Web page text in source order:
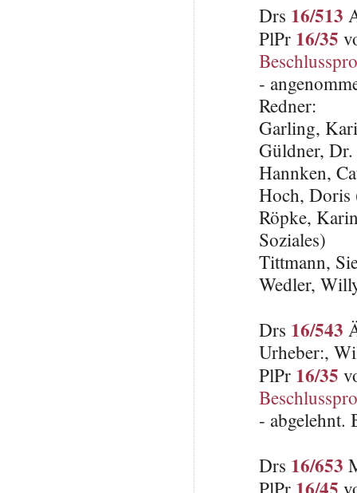
Drs 16/513
PlPr 16/35
-
Redner:
Garling,
Güldner,
Hannken,
Hoch, Doris
Röpke,
Soziales)
Tittmann,
Wedler,
Drs 16/543
Urheber:,
PlPr 16/35
- abgelehnt.
Drs 16/653